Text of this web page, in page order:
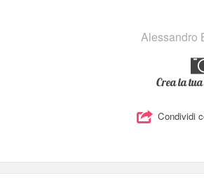
Alessandro
Crea la
Condividi